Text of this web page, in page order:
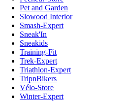
Pet and Garden
Slowood Interior
Smash-Expert
Sneak'In
Sneakids
Training-Fit
Trek-Expert
Triathlon-Expert
TripnBikers
Vélo-Store
Winter-Expert